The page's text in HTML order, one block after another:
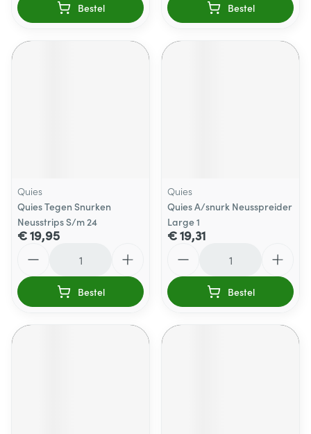
Bestel Bestel
Quies
Quies Tegen Snurken
Neusstrips S/m 24
€ 19,95
Bestel
Quies
Quies A/snurk Neusspreider
Large 1
€ 19,31
Bestel